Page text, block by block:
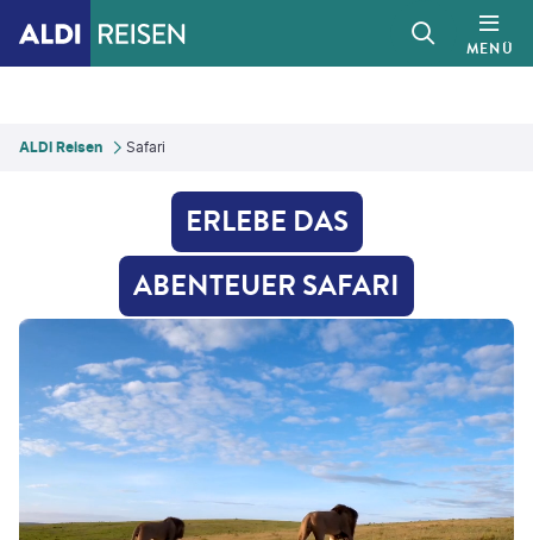
MENÜ
ALDI Reisen Safari
ERLEBE DAS
ABENTEUER SAFARI